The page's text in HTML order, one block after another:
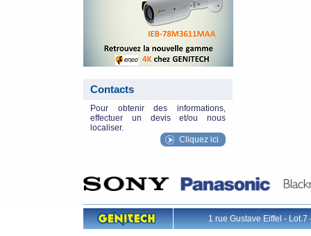
Contacts
Pour obtenir des informations,
effectuer un devis et/ou nous
localiser.
Cliquez ici
1 rue Gustave Eiffel -